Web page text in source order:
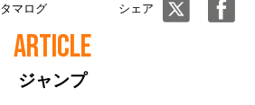
タマログ シェア
ARTICLE
ジャンプ